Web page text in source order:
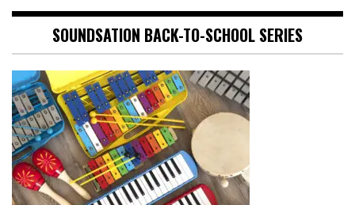
SOUNDSATION BACK-TO-SCHOOL SERIES